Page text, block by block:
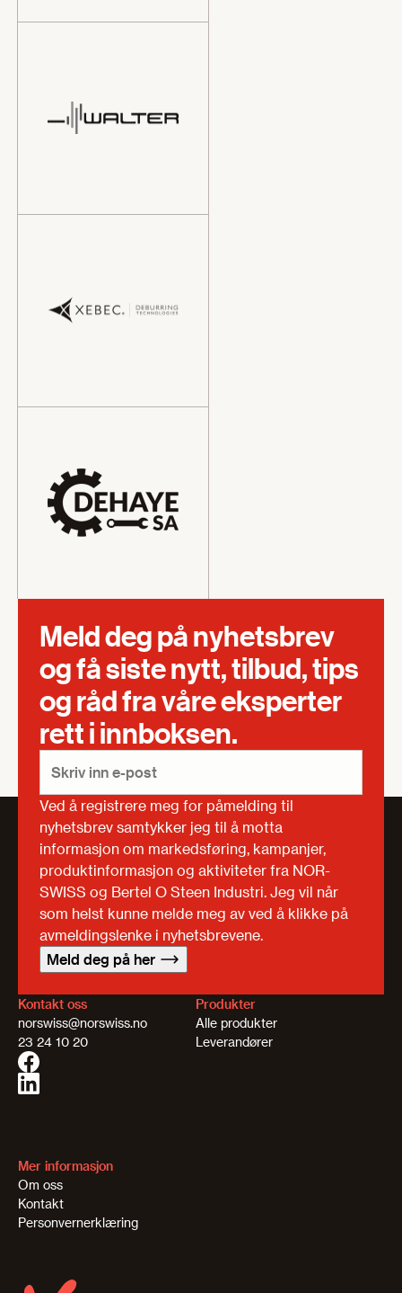
Meld deg på nyhetsbrev
og få siste nytt, tilbud, tips
og råd fra våre eksperter
rett i innboksen.
Ved å registrere meg for påmelding til
nyhetsbrev samtykker jeg til å motta
informasjon om markedsføring, kampanjer,
produktinformasjon og aktiviteter fra NOR-
SWISS og Bertel O Steen Industri. Jeg vil når
som helst kunne melde meg av ved å klikke på
avmeldingslenke i nyhetsbrevene.
Meld deg på her
Kontakt oss
norswiss@norswiss.no
23 24 10 20
Produkter
Alle produkter
Leverandører
Mer informasjon
Om oss
Kontakt
Personvernerklæring